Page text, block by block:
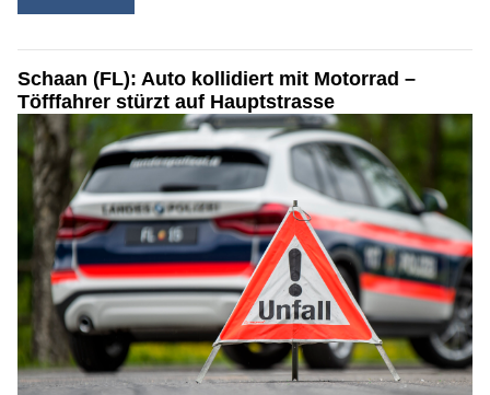
Schaan (FL): Auto kollidiert mit Motorrad –
Töfffahrer stürzt auf Hauptstrasse